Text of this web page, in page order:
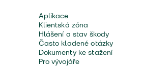
Aplikace
Klientská zóna
Hlášení a stav škody
Často kladené otázky
Dokumenty ke stažení
Pro vývojáře